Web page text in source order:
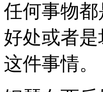
任何事物
好处或者
这件事情。